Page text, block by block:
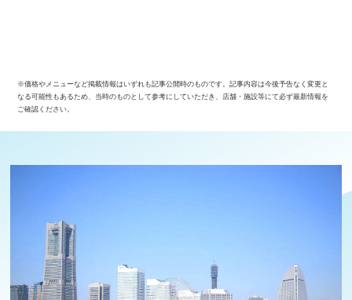
※価格やメニューなど掲載情報はいずれも記事公開時のものです。記事内容は今後予告なく変更と
なる可能性もあるため、当時のものとして参考にしていただき、店舗・施設等にて必ず最新情報を
ご確認ください。